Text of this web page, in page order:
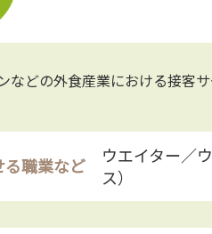
などの外食産業における接客
る職業など
ウエイター／
ス）